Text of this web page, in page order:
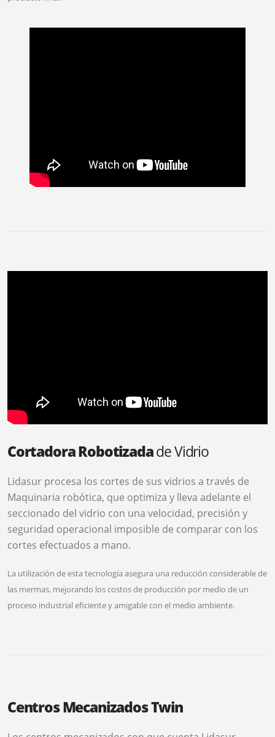
Cortadora Robotizadade Vidrio
Lidasur procesa los cortes de sus vidrios a través de
Maquinaria robótica, que optimiza y lleva adelante el
seccionado del vidrio con una velocidad, precisión y
seguridad operacional imposible de comparar con los
cortes efectuados a mano.
La utilización de esta tecnología asegura una reducción considerable de
las mermas, mejorando los costos de producción por medio de un
proceso industrial eficiente y amigable con el medio ambiente.
Centros Mecanizados Twin